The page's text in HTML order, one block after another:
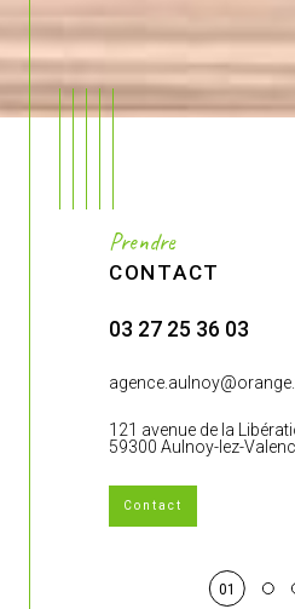
Prendre
CONTACT
03 27 25 36 03
121 avenue de la
59300 Aulnoy-lez-
Contact
01